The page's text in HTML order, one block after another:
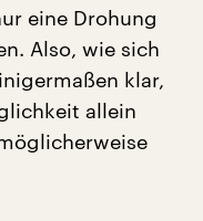
eine Drohung
Also, wie sich
klar,
allein